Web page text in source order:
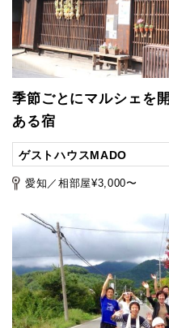
季節ごとにマルシェを
ある宿
ゲストハウスMADO
愛知／相部屋¥3,000〜